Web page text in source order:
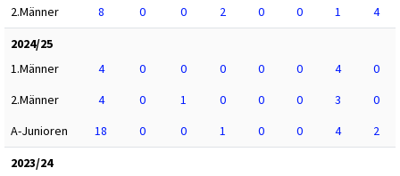
2.Männer
8 0 0 2 0 0 1
4
2024/25
1.Männer
4 0 0 0 0 0 4
0
2.Männer
4 0 1 0 0 0 3
0
A-Junioren
18 0 0 1 0 0 4
2
2023/24